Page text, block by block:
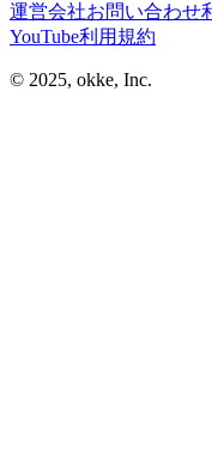
運営会社お問い合わせ
YouTube利用規約
© 2025, okke, Inc.